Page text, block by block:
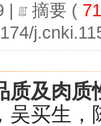
| 摘要 (
质及肉质
吴买生，